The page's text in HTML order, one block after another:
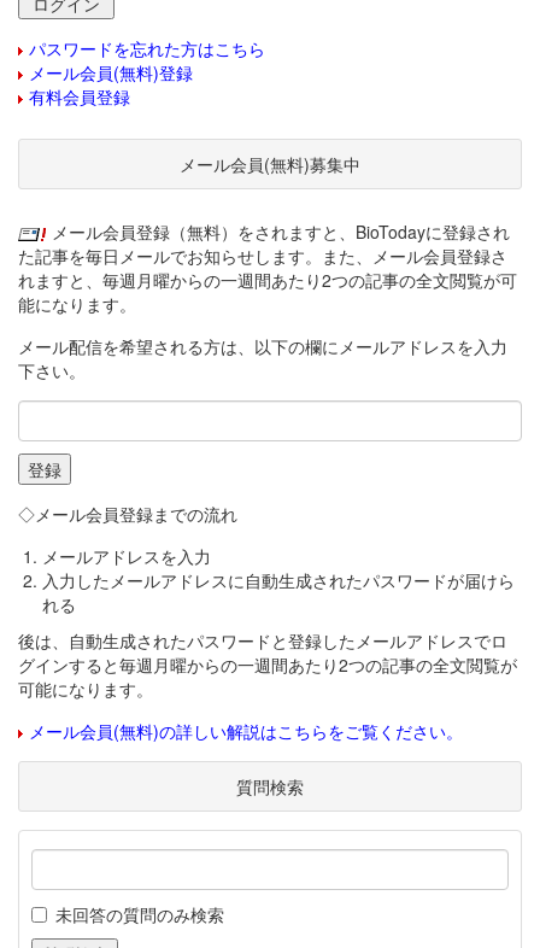
パスワードを忘れた方はこちら
メール会員(無料)登録
有料会員登録
メール会員(無料)募集中
メール会員登録（無料）をされますと、BioTodayに登録され
た記事を毎日メールでお知らせします。また、メール会員登録さ
れますと、毎週月曜からの一週間あたり2つの記事の全文閲覧が可
能になります。
メール配信を希望される方は、以下の欄にメールアドレスを入力
下さい。
◇メール会員登録までの流れ
メールアドレスを入力
入力したメールアドレスに自動生成されたパスワードが届けら
れる
後は、自動生成されたパスワードと登録したメールアドレスでロ
グインすると毎週月曜からの一週間あたり2つの記事の全文閲覧が
可能になります。
メール会員(無料)の詳しい解説はこちらをご覧ください。
質問検索
未回答の質問のみ検索